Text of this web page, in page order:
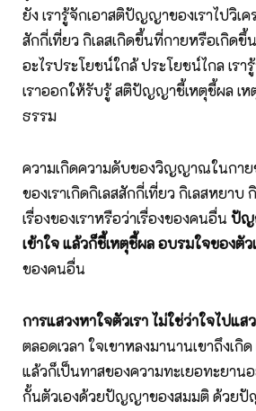
ยัง เรารู้จักเอาสติปัญญาของเราไปวิเ
สักกี่เที่ยว กิเลสเกิดขึ้นที่กายหรือเกิด
อะไรประโยชน์ใกล้ ประโยชน์ไกล เร
เราออกให้รับรู้ สติปัญญาชี้เหตุชี้ผล เ
ธรรม
ความเกิดความดับของวิญญาณในกาย
ของเราเกิดกิเลสสักกี่เที่ยว กิเลสหยา
เรื่องของเราหรือว่าเรื่องของคนอื่น ปัญ
เข้าใจ แล้วก็ชี้เหตุชี้ผล อบรมใจของตัว
ของคนอื่น
การแสวงหาใจตัวเรา ไม่ใช่ว่าใจไปแส
ตลอดเวลา ใจเขาหลงมานานเขาถึงเ
แล้วก็เป็นทาสของความทะเยอทะยาน
กั้นตัวเองด้วยปัญญาของสมมติ ด้วย